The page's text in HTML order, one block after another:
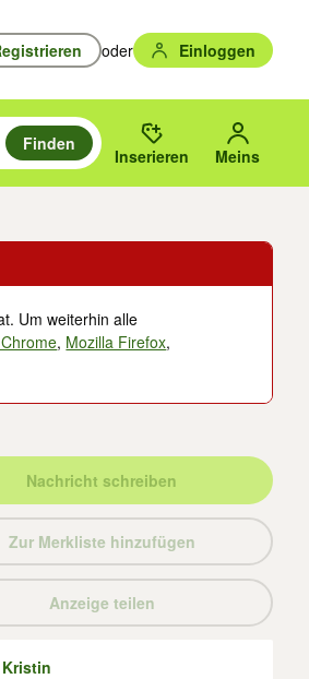
oder Einloggen
und mit Eingabetaste
zu suchen, oder Vorschläge mit den
gewählten Orts oder PLZ.
Finden
Inserieren Meins
Um weiterhin alle
, Mozilla Firefox,
Nachricht schreiben
Zur Merkliste hinzufügen
Anzeige teilen
Kristin